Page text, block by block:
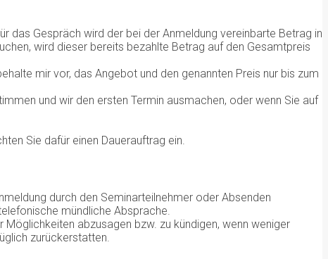
das Gespräch wird der bei der Anmeldung vereinbarte Betrag in
wird dieser bereits bezahlte Betrag auf den Gesamtpreis
mir vor, das Angebot und den genannten Preis nur bis zum
und wir den ersten Termin ausmachen, oder wenn Sie auf
Sie dafür einen Dauerauftrag ein.
durch den Seminarteilnehmer oder Absenden
mündliche Absprache.
abzusagen bzw. zu kündigen, wenn weniger
zurückerstatten.